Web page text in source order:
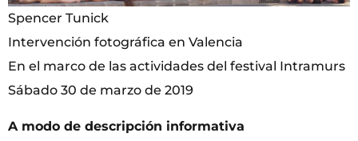
Spencer Tunick
Intervención fotográfica en Valencia
En el marco de las actividades del festival Intramurs
Sábado 30 de marzo de 2019
A modo de descripción informativa